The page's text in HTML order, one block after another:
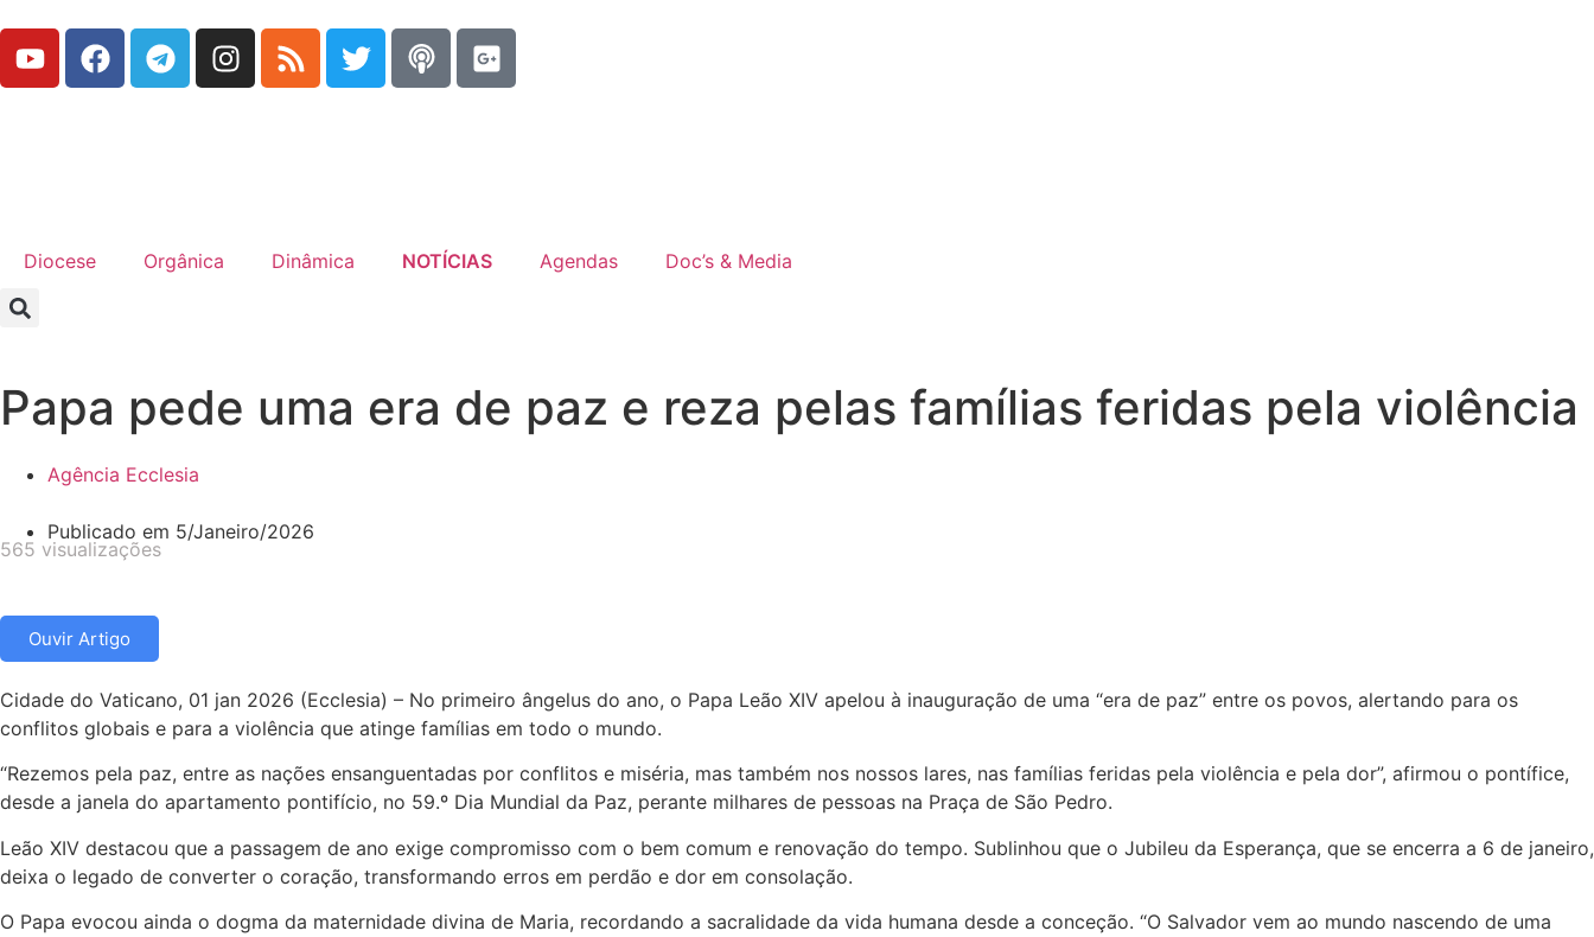
Diocese Orgânica Dinâmica NOTÍCIAS Agendas Doc’s & Media
Papa pede uma era de paz e reza pelas famílias feridas pela violência
Agência Ecclesia
Publicado em 5/Janeiro/2026
565 visualizações
Ouvir Artigo
Cidade do Vaticano, 01 jan 2026 (Ecclesia) – No primeiro ângelus do ano, o Papa Leão XIV apelou à inauguração de uma “era de paz” entre os povos, alertando para os
conflitos globais e para a violência que atinge famílias em todo o mundo.
“Rezemos pela paz, entre as nações ensanguentadas por conflitos e miséria, mas também nos nossos lares, nas famílias feridas pela violência e pela dor”, afirmou o pontífice,
desde a janela do apartamento pontifício, no 59.º Dia Mundial da Paz, perante milhares de pessoas na Praça de São Pedro.
Leão XIV destacou que a passagem de ano exige compromisso com o bem comum e renovação do tempo. Sublinhou que o Jubileu da Esperança, que se encerra a 6 de janeiro,
deixa o legado de converter o coração, transformando erros em perdão e dor em consolação.
O Papa evocou ainda o dogma da maternidade divina de Maria, recordando a sacralidade da vida humana desde a conceção. “O Salvador vem ao mundo nascendo de uma